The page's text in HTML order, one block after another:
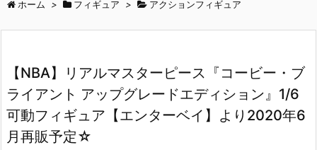
ホーム > フィギュア > アクションフィギュア
【NBA】リアルマスターピース『コービー・ブ
ライアント アップグレードエディション』1/6
可動フィギュア【エンターベイ】より2020年6
月再販予定☆